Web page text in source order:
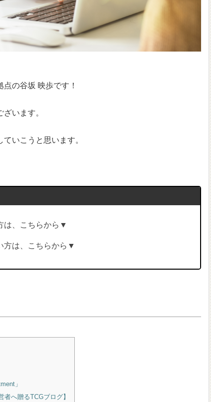
の谷坂 映歩です！
います。
いこうと思います。
は、こちらから▼
方は、こちらから▼
」
へ贈るTCGブログ】